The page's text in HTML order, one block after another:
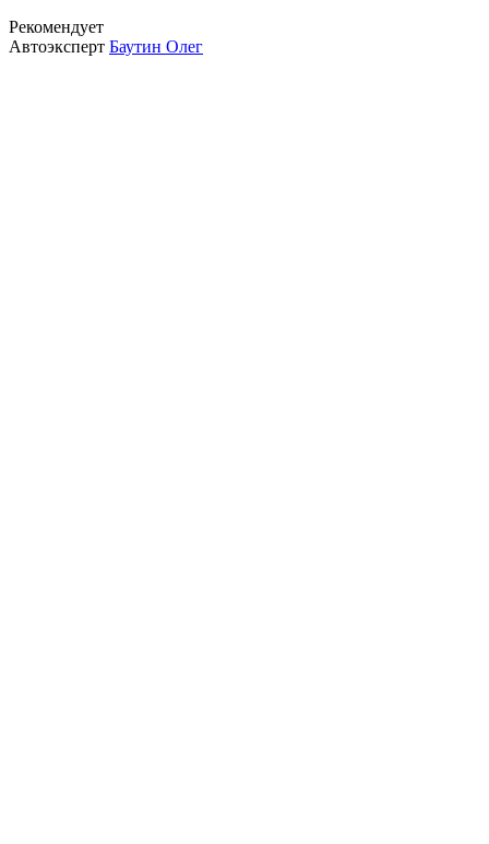
Рекомендует
Автоэксперт Баутин Олег